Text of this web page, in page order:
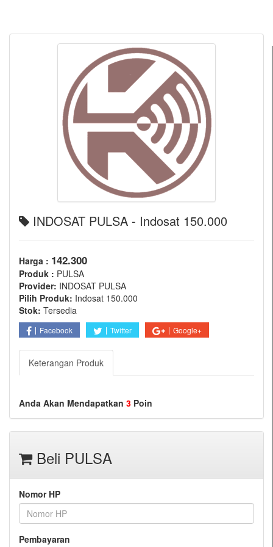
INDOSAT PULSA - Indosat 150.000
Harga : 142.300
Produk : PULSA
Provider: INDOSAT PULSA
Pilih Produk: Indosat 150.000
Stok: Tersedia
Facebook Twitter Google+
Keterangan Produk
Anda Akan Mendapatkan 3 Poin
Beli PULSA
Nomor HP
Pembayaran